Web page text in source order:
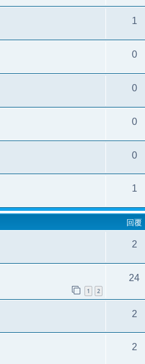
1
0
0
0
0
1
回覆
2
1 2
24
2
2